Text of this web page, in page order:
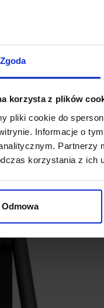
Zgoda
korzysta z plików
pliki cookie do
Informacje o
Partnerzy
korzystania z ich
Odmowa
LED
zwrotom